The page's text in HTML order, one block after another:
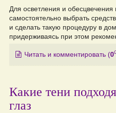
Для осветления и обесцвечения
самостоятельно выбрать
и сделать такую процедуру в
придерживаясь при этом
Читать и комментировать (0
Какие тени
глаз